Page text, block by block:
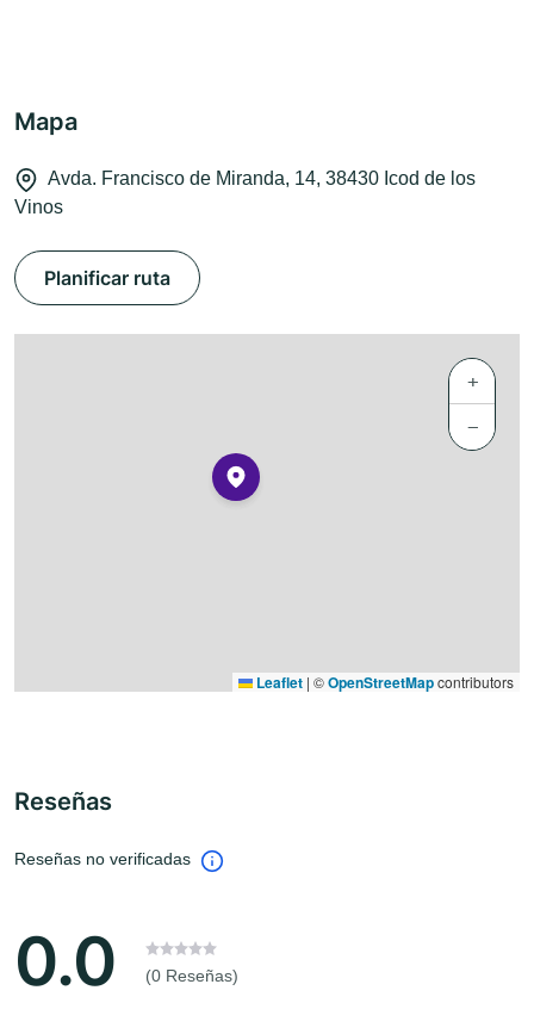
Mapa
Avda. Francisco de Miranda, 14, 38430 Icod de los
Vinos
Planificar ruta
+
−
Leaflet | ©OpenStreetMapcontributors
Reseñas
Reseñas no verificadas
0.0 (0 Reseñas)